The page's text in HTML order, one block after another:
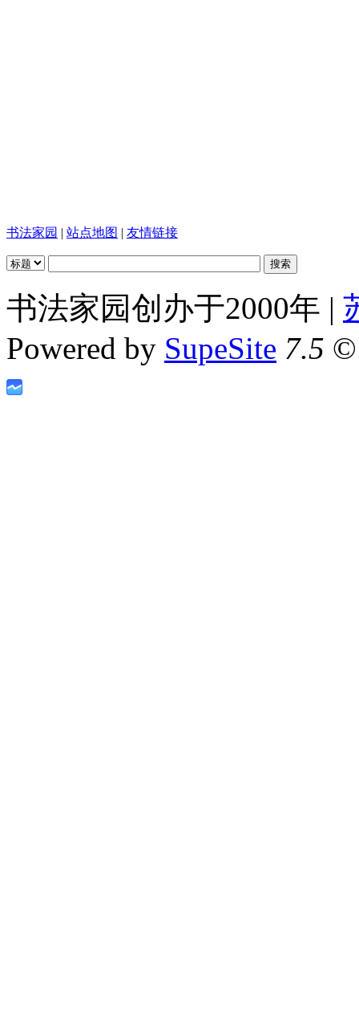
书法家园 | 站点地图 | 友情链接
书法家园创办于2000年 |
Powered by SupeSite 7.5 ©